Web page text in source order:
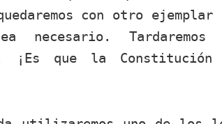
con otro
necesario.
¡Es que la